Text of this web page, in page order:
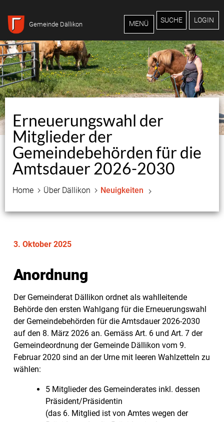
Kopfzeile
Gemeinde Dällikon
SUCHE LOGIN
MENÜ
Erneuerungswahl der
Mitglieder der
Gemeindebehörden für die
Amtsdauer 2026-2030
Home Über Dällikon Neuigkeiten
3. Oktober 2025
Anordnung
Der Gemeinderat Dällikon ordnet als wahlleitende
Behörde den ersten Wahlgang für die Erneuerungswahl
der Gemeindebehörden für die Amtsdauer 2026-2030
auf den 8. März 2026 an. Gemäss Art. 6 und Art. 7 der
Gemeindeordnung der Gemeinde Dällikon vom 9.
Februar 2020 sind an der Urne mit leeren Wahlzetteln zu
wählen:
5 Mitglieder des Gemeinderates inkl. dessen
Präsident/Präsidentin
(das 6. Mitglied ist von Amtes wegen der
Zugehörige Objekte